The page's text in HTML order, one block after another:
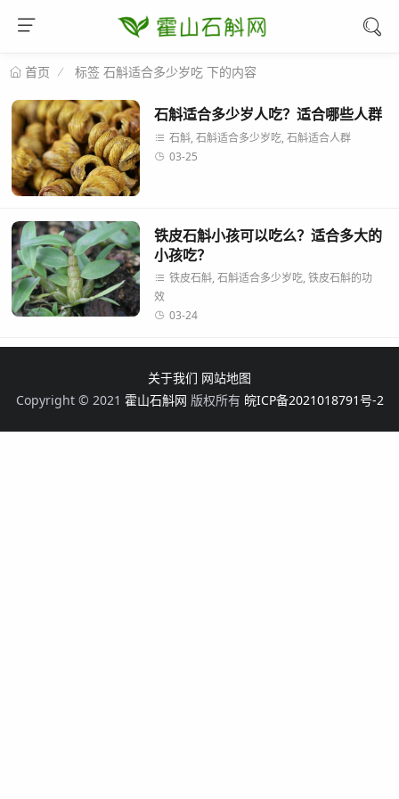
首页 标签 石斛适合多少岁吃 下的内容
石斛适合多少岁人吃？适合哪些人群
石斛, 石斛适合多少岁吃, 石斛适合人群
03-25
铁皮石斛小孩可以吃么？适合多大的
小孩吃？
铁皮石斛, 石斛适合多少岁吃, 铁皮石斛的功
效
03-24
关于我们 网站地图
Copyright © 2021 霍山石斛网 版权所有 皖ICP备2021018791号-2